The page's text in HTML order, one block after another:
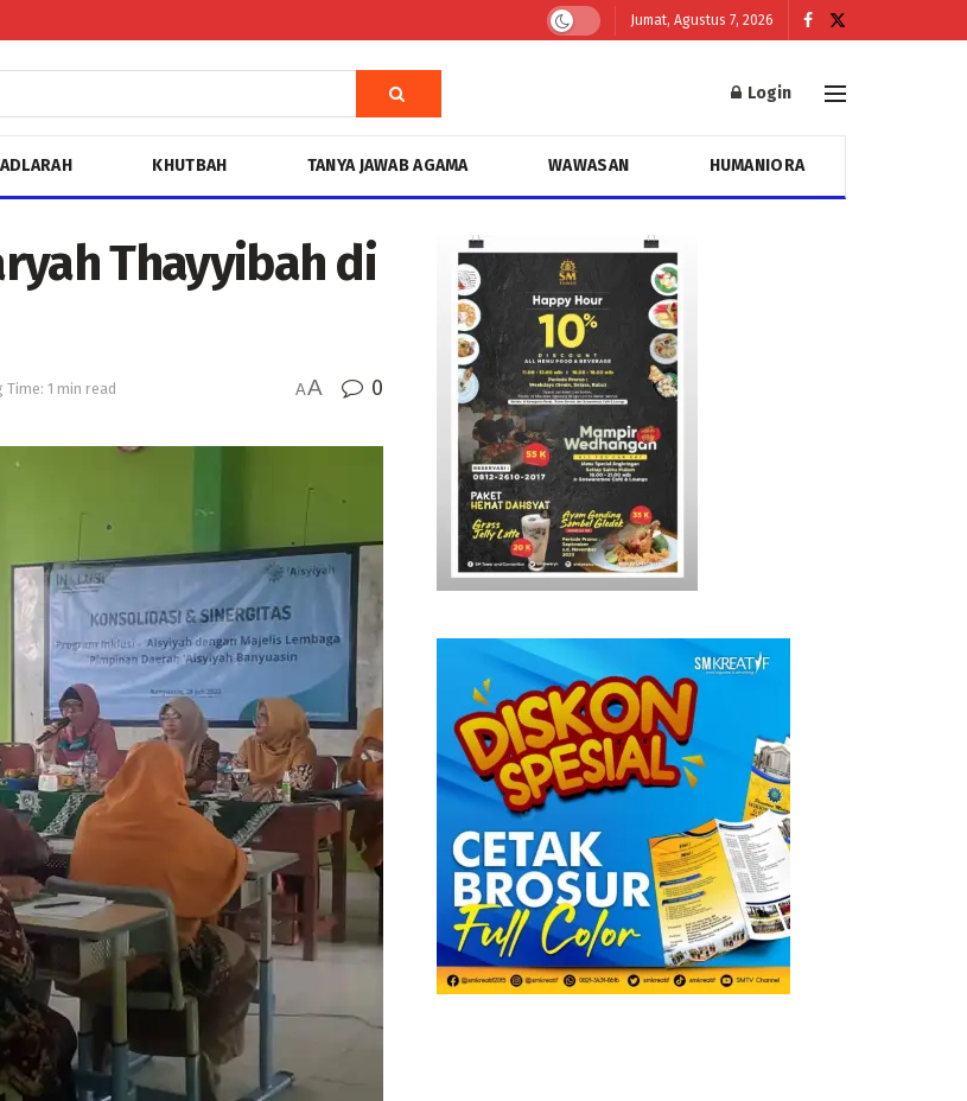
Jumat, Agustus 7, 2026
Login
KHUTBAH TANYA JAWAB AGAMA WAWASAN HUMANIORA
Thayyibah di
Time: 1 min read AA 0